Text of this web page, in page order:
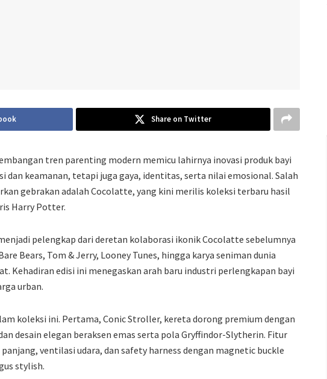
Share on Twitter
tren parenting modern memicu lahirnya inovasi produk bayi
dan keamanan, tetapi juga gaya, identitas, serta nilai emosional. Salah
gebrakan adalah Cocolatte, yang kini merilis koleksi terbaru hasil
Harry Potter.
pelengkap dari deretan kolaborasi ikonik Cocolatte sebelumnya
Bears, Tom & Jerry, Looney Tunes, hingga karya seniman dunia
Kehadiran edisi ini menegaskan arah baru industri perlengkapan bayi
urban.
koleksi ini. Pertama, Conic Stroller, kereta dorong premium dengan
desain elegan beraksen emas serta pola Gryffindor-Slytherin. Fitur
ventilasi udara, dan safety harness dengan magnetic buckle
stylish.